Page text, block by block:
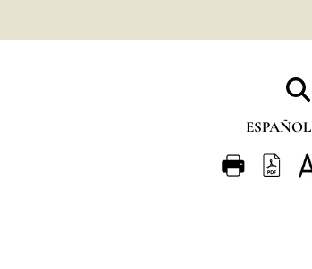
ESPAÑOL
FRANÇAIS